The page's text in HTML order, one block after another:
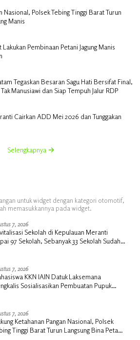
Nasional, Polsek Tebing Tinggi Barat Turun
Manis
Pembinaan Petani Jagung Manis
Tegaskan Besaran Sagu Hati Bersifat Final,
Manusiawi dan Siap Tempuh Jalur RDP
Cairkan ADD Mei 2026 dan Tunggakan
Selengkapnya
untuk widget dengan kategori otomotif,
memasukkannya pada widget.
7, 2026
Sekolah di Kepulauan Meranti
97 Sekolah, Sebanyak 33 Sekolah Sudah
7, 2026
KKN IAIN Datuk Laksemana
Sosialisasikan Pembuatan Pupuk
7, 2026
Ketahanan Pangan Nasional, Polsek
Tinggi Barat Turun Langsung Bina Petani